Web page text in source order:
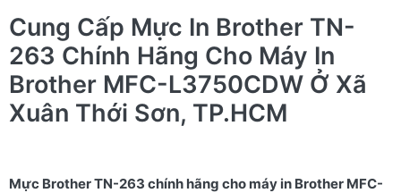
Cung Cấp Mực In Brother TN-
263 Chính Hãng Cho Máy In
Brother MFC-L3750CDW Ở Xã
Xuân Thới Sơn, TP.HCM
Mực Brother TN-263 chính hãng cho máy in Brother MFC-